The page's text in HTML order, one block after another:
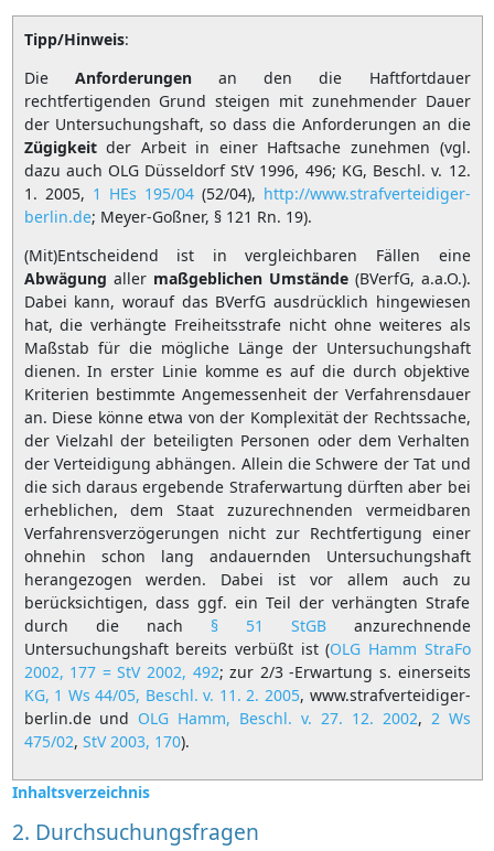
Tipp/Hinweis:
Die Anforderungenan den die Haftfortdauer
rechtfertigenden Grund steigen mit zunehmender Dauer
der Untersuchungshaft, so dass die Anforderungen an die
Zügigkeitder Arbeit in einer Haftsache zunehmen (vgl.
dazu auch OLG Düsseldorf StV 1996, 496; KG, Beschl. v. 12.
1. 2005, 1 HEs 195/04(52/04), http://www.strafverteidiger-
berlin.de; Meyer-Goßner, § 121 Rn. 19).
(Mit)Entscheidend ist in vergleichbaren Fällen eine
Abwägung aller maßgeblichen Umstände(BVerfG, a.a.O.).
Dabei kann, worauf das BVerfG ausdrücklich hingewiesen
hat, die verhängte Freiheitsstrafe nicht ohne weiteres als
Maßstab für die mögliche Länge der Untersuchungshaft
dienen. In erster Linie komme es auf die durch objektive
Kriterien bestimmte Angemessenheit der Verfahrensdauer
an. Diese könne etwa von der Komplexität der Rechtssache,
der Vielzahl der beteiligten Personen oder dem Verhalten
der Verteidigung abhängen. Allein die Schwere der Tat und
die sich daraus ergebende Straferwartung dürften aber bei
erheblichen, dem Staat zuzurechnenden vermeidbaren
Verfahrensverzögerungen nicht zur Rechtfertigung einer
ohnehin schon lang andauernden Untersuchungshaft
herangezogen werden. Dabei ist vor allem auch zu
berücksichtigen, dass ggf. ein Teil der verhängten Strafe
durch die nach § 51 StGBanzurechnende
Untersuchungshaft bereits verbüßt ist (OLG Hamm StraFo
2002, 177 = StV 2002, 492; zur 2/3 -Erwartung s. einerseits
KG, 1 Ws 44/05, Beschl. v. 11. 2. 2005, www.strafverteidiger-
berlin.de und OLG Hamm, Beschl. v. 27. 12. 2002, 2 Ws
475/02, StV 2003, 170).
Inhaltsverzeichnis
2. Durchsuchungsfragen